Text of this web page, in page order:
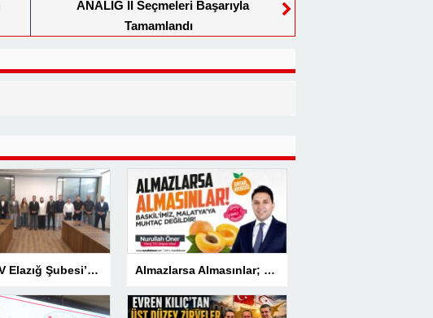
ANALİG İl Seçmeleri Başarıyla
Tamamlandı
TÜRKAV Elazığ Şubesi’nden güçlü başlangıç: Kamuda liyakatin en gür sesi olacağız Almazlarsa Almasınlar; Baskilimiz Malatya’ya Muhtaç Değildir